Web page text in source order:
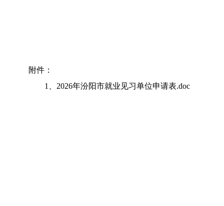
附件：
1、 2026年汾阳市就业见习单位申请表.doc